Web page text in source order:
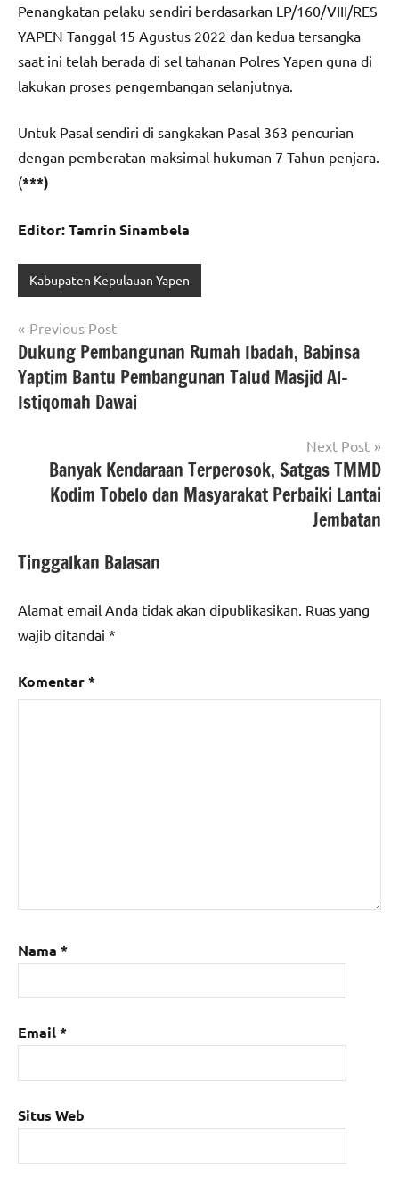
Penangkatan pelaku sendiri berdasarkan LP/160/VIII/RES
YAPEN Tanggal 15 Agustus 2022 dan kedua tersangka
saat ini telah berada di sel tahanan Polres Yapen guna di
lakukan proses pengembangan selanjutnya.
Untuk Pasal sendiri di sangkakan Pasal 363 pencurian
dengan pemberatan maksimal hukuman 7 Tahun penjara.
(***)
Editor: Tamrin Sinambela
Kabupaten Kepulauan Yapen
Navigasi
pos
Previous Post
Dukung Pembangunan Rumah Ibadah, Babinsa
Yaptim Bantu Pembangunan Talud Masjid Al-
Istiqomah Dawai
Next Post
Banyak Kendaraan Terperosok, Satgas TMMD
Kodim Tobelo dan Masyarakat Perbaiki Lantai
Jembatan
Tinggalkan Balasan
Alamat email Anda tidak akan dipublikasikan. Ruas yang
wajib ditandai *
Komentar*
Nama *
Email*
Situs Web